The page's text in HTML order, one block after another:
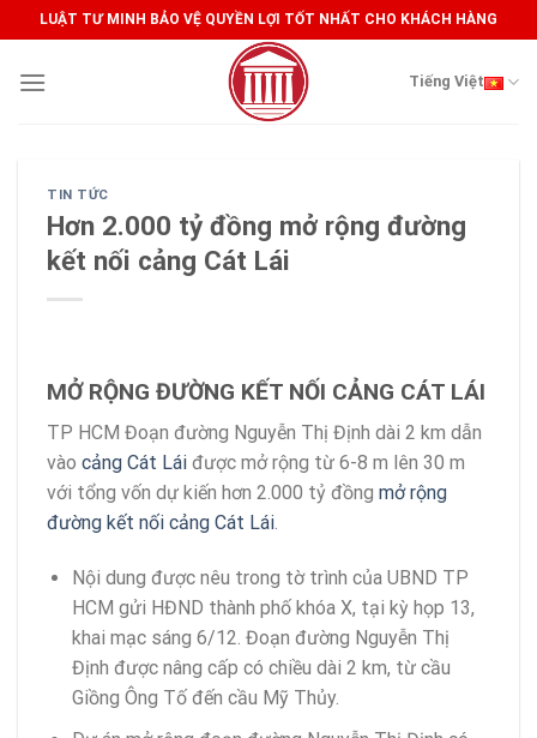
to
content
LUẬT TƯ MINH BẢO VỆ QUYỀN LỢI TỐT NHẤT CHO KHÁCH HÀNG
Tiếng Việt
TIN TỨC
Hơn 2.000 tỷ đồng mở rộng đường
kết nối cảng Cát Lái
MỞ RỘNG ĐƯỜNG KẾT NỐI CẢNG CÁT LÁI
TP HCM Đoạn đường Nguyễn Thị Định dài 2 km dẫn
vào cảng Cát Lái được mở rộng từ 6-8 m lên 30 m
với tổng vốn dự kiến hơn 2.000 tỷ đồng mở rộng
đường kết nối cảng Cát Lái.
Nội dung được nêu trong tờ trình của UBND TP
HCM gửi HĐND thành phố khóa X, tại kỳ họp 13,
khai mạc sáng 6/12. Đoạn đường Nguyễn Thị
Định được nâng cấp có chiều dài 2 km, từ cầu
Giồng Ông Tố đến cầu Mỹ Thủy.